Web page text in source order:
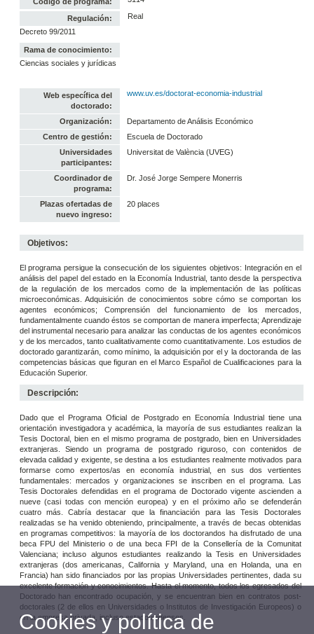
Regulación:
Real
Decreto 99/2011
Rama de conocimiento:
Ciencias sociales y jurídicas
Web específica del
doctorado:
www.uv.es/doctorat-economia-industrial
Organización:
Departamento de Análisis Económico
Centro de gestión:
Escuela de Doctorado
Universidades
participantes:
Universitat de València (UVEG)
Coordinador de
programa:
Dr. José Jorge Sempere Monerris
Plazas ofertadas de
nuevo ingreso:
20 places
Objetivos:
El programa persigue la consecución de los siguientes objetivos: Integración en el
análisis del papel del estado en la Economía Industrial, tanto desde la perspectiva
de la regulación de los mercados como de la implementación de las políticas
microeconómicas. Adquisición de conocimientos sobre cómo se comportan los
agentes económicos; Comprensión del funcionamiento de los mercados,
fundamentalmente cuando éstos se comportan de manera imperfecta; Aprendizaje
del instrumental necesario para analizar las conductas de los agentes económicos
y de los mercados, tanto cualitativamente como cuantitativamente. Los estudios de
doctorado garantizarán, como mínimo, la adquisición por el y la doctoranda de las
competencias básicas que figuran en el Marco Español de Cualificaciones para la
Educación Superior.
Descripción:
Dado que el Programa Oficial de Postgrado en Economía Industrial tiene una
orientación investigadora y académica, la mayoría de sus estudiantes realizan la
Tesis Doctoral, bien en el mismo programa de postgrado, bien en Universidades
extranjeras. Siendo un programa de postgrado riguroso, con contenidos de
elevada calidad y exigente, se destina a los estudiantes realmente motivados para
formarse como expertos/as en economía industrial, en sus dos vertientes
fundamentales: mercados y organizaciones se inscriben en el programa. Las
Tesis Doctorales defendidas en el programa de Doctorado vigente ascienden a
nueve (casi todas con mención europea) y en el próximo año se defenderán
cuatro más. Cabría destacar que la financiación para las Tesis Doctorales
realizadas se ha venido obteniendo, principalmente, a través de becas obtenidas
en programas competitivos: la mayoría de los doctorandos ha disfrutado de una
beca FPU del Ministerio o de una beca FPI de la Consellería de la Comunitat
Valenciana; incluso algunos estudiantes realizando la Tesis en Universidades
extranjeras (dos americanas, California y Maryland, una en Holanda, una en
Francia) han sido financiados por las propias Universidades pertinentes, dada su
excelente formación y conocimientos. Hasta el momento, todos los egresados del
Doctorado han encontrado ocupación, y se encuentran bien en contratos post-
doctorales (2 de ellos en Universidades o Institutos de Investigación Europeos) o
en la empresa privada, incluso estadounidenses.
Cookies y política de